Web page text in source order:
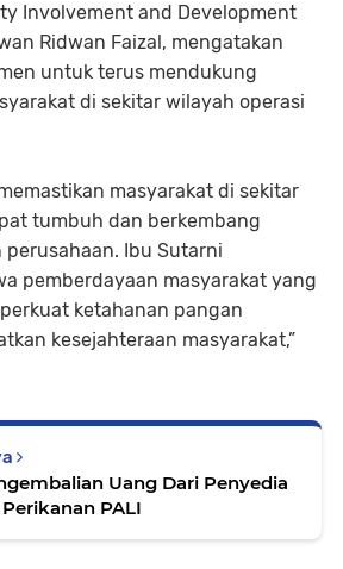
Involvement and Development
Ridwan Faizal, mengatakan
untuk terus mendukung
di sekitar wilayah operasi
masyarakat di sekitar
tumbuh dan berkembang
perusahaan. Ibu Sutarni
pemberdayaan masyarakat yang
ketahanan pangan
kesejahteraan masyarakat,”
Uang Dari Penyedia
PALI